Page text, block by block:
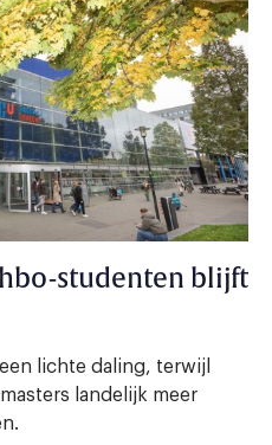
studenten blijft
lichte daling, terwijl
landelijk meer